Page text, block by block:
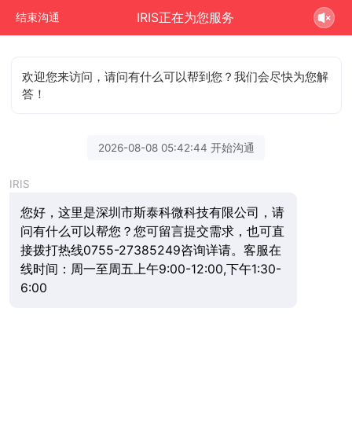
结束沟通 IRIS正在为您服务
欢迎您来访问，请问有什么可以帮到您？我们会尽快为您解
答！
2026-08-08 05:42:44 开始沟通
IRIS
您好，这里是深圳市斯泰科微科技有限公司，请
问有什么可以帮您？您可留言提交需求，也可直
接拨打热线0755-27385249咨询详请。客服在
线时间：周一至周五上午9:00-12:00,下午1:30-
6:00